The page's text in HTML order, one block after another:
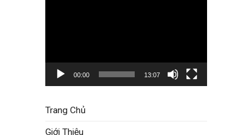
00:00 13:07
Trang Chủ
Giới Thiệu